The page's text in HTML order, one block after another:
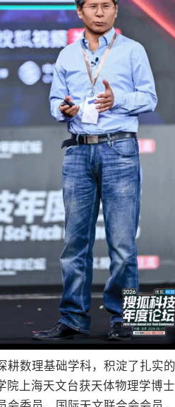
耕数理基础学科，积淀了扎实
上海天文台获天体物理学博